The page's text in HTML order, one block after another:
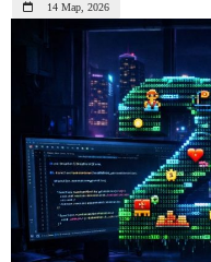
14 Мар, 2026